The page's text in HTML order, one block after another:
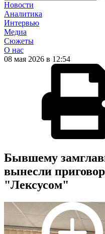
Новости
Аналитика
Интервью
Медиа
Сюжеты
О нас
08 мая 2026 в 12:54
Бывшему
вынесли
"Лексусом"